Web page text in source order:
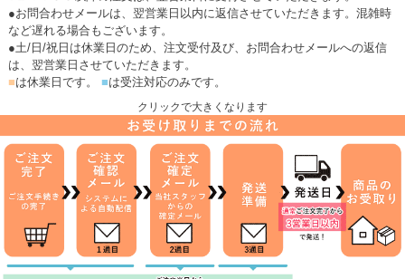
●お問合わせメールは、翌営業日以内に返信させていただきます。混雑時
など遅れる場合もございます。
●土/日/祝日は休業日のため、注文受付及び、お問合わせメールへの返信
は、翌営業日させていただきます。
■は休業日です。 ■は受注対応のみです。
クリックで大きくなります